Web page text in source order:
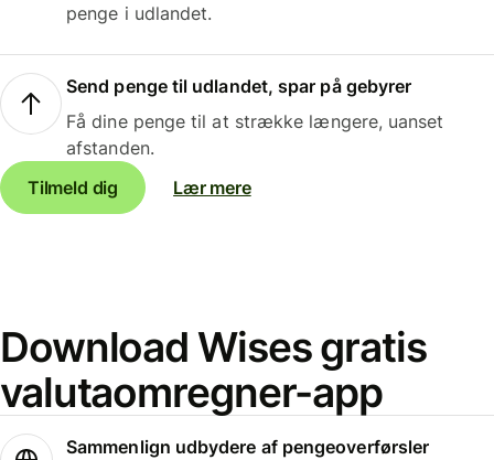
penge i udlandet.
Send penge til udlandet, spar på gebyrer
Få dine penge til at strække længere, uanset
afstanden.
Tilmeld dig
Lær mere
Download Wises gratis
valutaomregner-app
Sammenlign udbydere af pengeoverførsler